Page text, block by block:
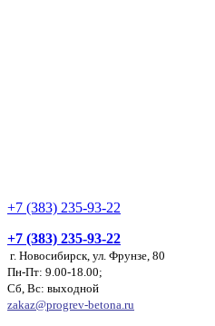
+7 (383) 235-93-22
+7 (383) 235-93-22
г. Новосибирск, ул. Фрунзе, 80
Пн-Пт: 9.00-18.00;
Сб, Вс: выходной
zakaz@progrev-betona.ru